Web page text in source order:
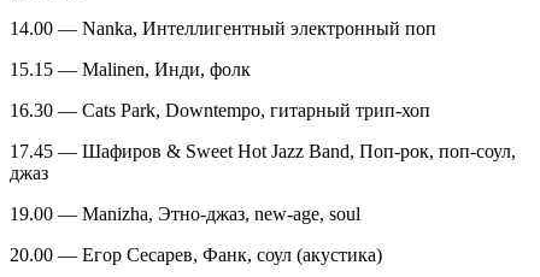
14.00 — Nanka, Интеллигентный электронный поп
15.15 — Malinen, Инди, фолк
16.30 — Cats Park, Downtempo, гитарный трип-хоп
17.45 — Шафиров & Sweet Hot Jazz Band, Поп-рок, поп-соул,
джаз
19.00 — Manizha, Этно-джаз, new-age, soul
20.00 — Егор Сесарев, Фанк, соул (акустика)